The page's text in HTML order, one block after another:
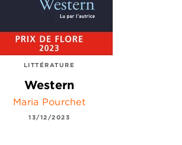
LITTÉRATURE
Western
Maria Pourchet
13/12/2023